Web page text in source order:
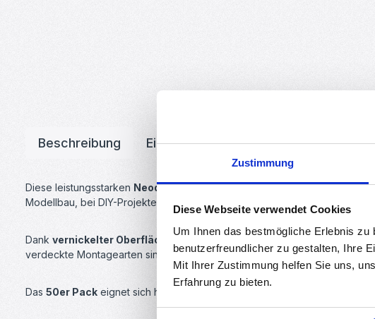
Zustimmung
Diese Webseite verwendet Cookies
Um Ihnen das bestmögliche Erlebnis
benutzerfreundlicher zu gestalten, Ihre
Mit Ihrer Zustimmung helfen Sie uns,
Erfahrung zu bieten.
Beschreibung Eigenschaften Hersteller
Diese leistungsstarken Neodym-Scheibenmagneteim Format 10 x 3
Modellbau, bei DIY-Projekten, in der Werkstatt oder zur Befestigung – die
Dank vernickelter Oberfläche sind die Magnete optimal gegen äußere
verdeckte Montagearten sind.
Das 50er Pack eignet sich hervorragend für Serienanwendungen,